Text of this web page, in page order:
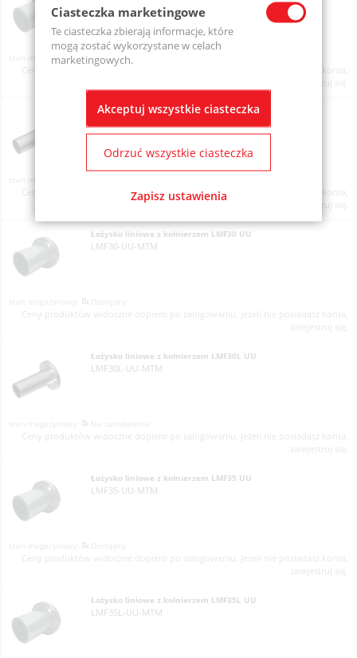
Dostępny
Ceny produktów widoczne dopiero po zalogowaniu. Jeżeli nie posiadasz konta,
Łożysko liniowe z kołnierzem LMF25L UU
LMF25L-UU-MTM
Ceny produktów widoczne dopiero po zalogowaniu. Jeżeli nie posiadasz konta,
Łożysko liniowe z kołnierzem LMF30 UU
LMF30-UU-MTM
Ceny produktów widoczne dopiero po zalogowaniu. Jeżeli nie posiadasz konta,
zarejestruj się.
Łożysko liniowe z kołnierzem LMF30L UU
LMF30L-UU-MTM
Ceny produktów widoczne dopiero po zalogowaniu. Jeżeli nie posiadasz konta,
zarejestruj się.
Łożysko liniowe z kołnierzem LMF35 UU
LMF35-UU-MTM
Ceny produktów widoczne dopiero po zalogowaniu. Jeżeli nie posiadasz konta,
zarejestruj się.
Łożysko liniowe z kołnierzem LMF35L UU
LMF35L-UU-MTM
Ciasteczka marketingowe
Te ciasteczka zbierają informacje, które
mogą zostać wykorzystane w celach
marketingowych.
Akceptuj wszystkie ciasteczka
Odrzuć wszystkie ciasteczka
Zapisz ustawienia